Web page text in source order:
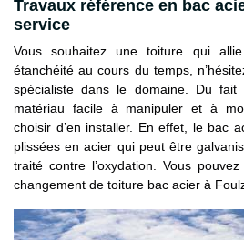
Travaux référence en bac
service
Vous souhaitez une toiture qui
étanchéité au cours du temps,
spécialiste dans le domaine. Du
matériau facile à manipuler et à
choisir d’en installer. En effet, le bac
plissées en acier qui peut être
traité contre l’oxydation. Vous
changement de toiture bac acier à